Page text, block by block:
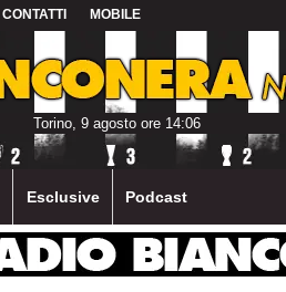
CONTATTI MOBILE
Torino, 9 agosto ore 14:06
Esclusive Podcast